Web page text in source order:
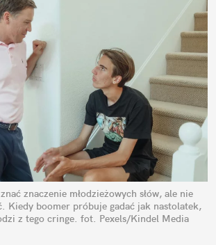
znaczenie młodzieżowych słów, ale nie
Kiedy boomer próbuje gadać jak nastolatek,
z tego cringe. fot. Pexels/Kindel Media